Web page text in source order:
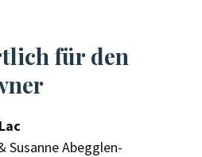
für den
Susanne Abegglen-